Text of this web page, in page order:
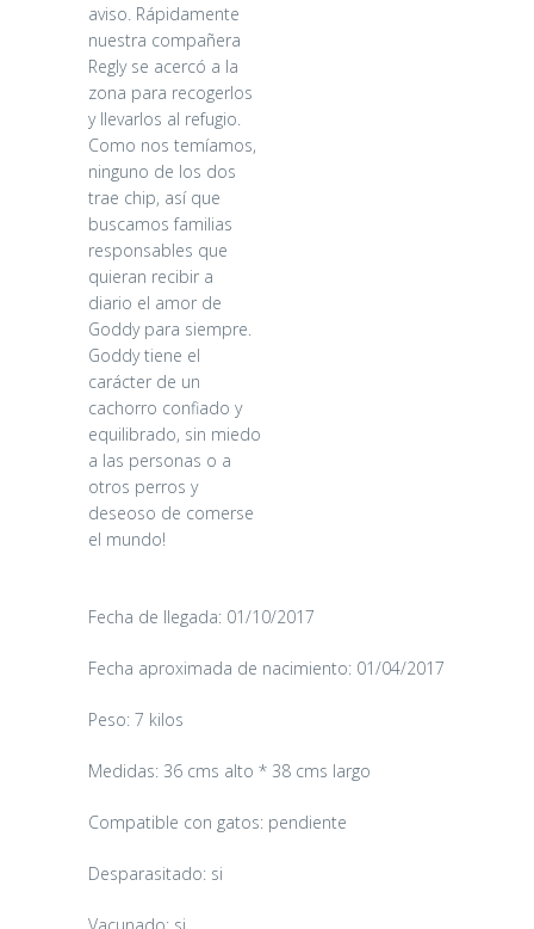
aviso. Rápidamente
nuestra compañera
Regly se acercó a la
zona para recogerlos
y llevarlos al refugio.
Como nos temíamos,
ninguno de los dos
trae chip, así que
buscamos familias
responsables que
quieran recibir a
diario el amor de
Goddy para siempre.
Goddy tiene el
carácter de un
cachorro confiado y
equilibrado, sin miedo
a las personas o a
otros perros y
deseoso de comerse
el mundo!
Fecha de llegada: 01/10/2017
Fecha aproximada de nacimiento: 01/04/2017
Peso: 7 kilos
Medidas: 36 cms alto * 38 cms largo
Compatible con gatos: pendiente
Desparasitado: si
Vacunado: si